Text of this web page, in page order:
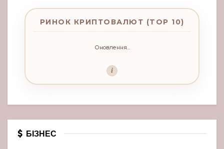
РИНОК КРИПТОВАЛЮТ (TOP 10)
Оновлення...
i
БІЗНЕС